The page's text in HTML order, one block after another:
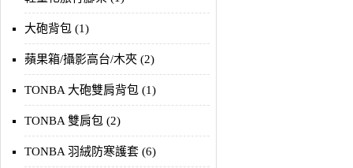
大砲背包 (1)
蘋果箱/攝影高台/木夾 (2)
TONBA 大砲雙肩背包 (1)
TONBA 雙肩包 (2)
TONBA 羽絨防寒護套 (6)